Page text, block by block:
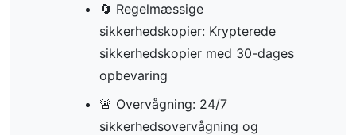
🔄 Regelmæssige
sikkerhedskopier: Krypterede
sikkerhedskopier med 30-dages
opbevaring
🚨 Overvågning: 24/7
sikkerhedsovervågning og